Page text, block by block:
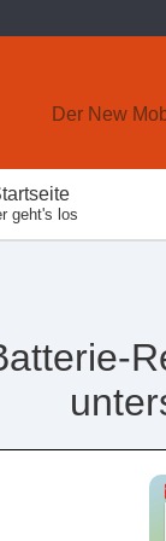
Der New
geht's los